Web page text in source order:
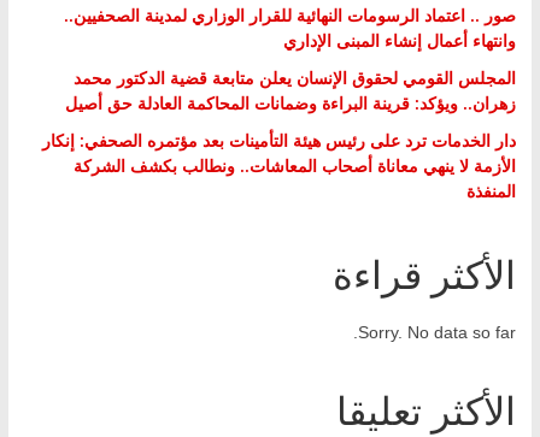
صور .. اعتماد الرسومات النهائية للقرار الوزاري لمدينة الصحفيين..
وانتهاء أعمال إنشاء المبنى الإداري
المجلس القومي لحقوق الإنسان يعلن متابعة قضية الدكتور محمد
زهران.. ويؤكد: قرينة البراءة وضمانات المحاكمة العادلة حق أصيل
دار الخدمات ترد على رئيس هيئة التأمينات بعد مؤتمره الصحفي: إنكار
الأزمة لا ينهي معاناة أصحاب المعاشات.. ونطالب بكشف الشركة
المنفذة
الأكثر قراءة
Sorry. No data so far.
الأكثر تعليقا